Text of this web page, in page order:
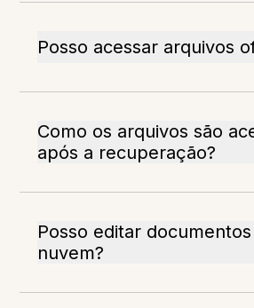
Posso acessar arquivos
Como os arquivos são
após a recuperação?
Posso editar
nuvem?